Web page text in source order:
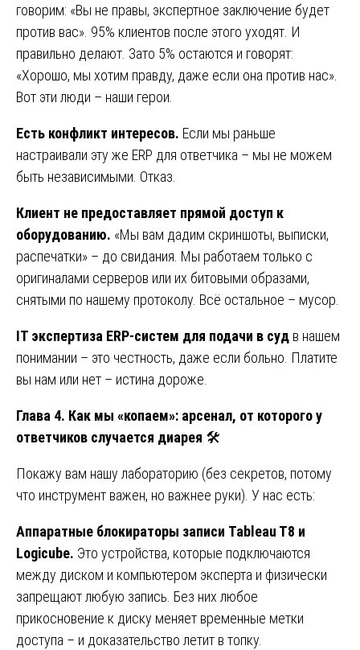
говорим: «Вы не правы, экспертное заключение будет
против вас». 95% клиентов после этого уходят. И
правильно делают. Зато 5% остаются и говорят:
«Хорошо, мы хотим правду, даже если она против нас».
Вот эти люди – наши герои.
Есть конфликт интересов. Если мы раньше
настраивали эту же ERP для ответчика – мы не можем
быть независимыми. Отказ.
Клиент не предоставляет прямой доступ к
оборудованию. «Мы вам дадим скриншоты, выписки,
распечатки» – до свидания. Мы работаем только с
оригиналами серверов или их битовыми образами,
снятыми по нашему протоколу. Всё остальное – мусор.
IT экспертиза ERP-систем для подачи в суд в нашем
понимании – это честность, даже если больно. Платите
вы нам или нет – истина дороже.
Глава 4. Как мы «копаем»: арсенал, от которого у
ответчиков случается диарея 🛠️
Покажу вам нашу лабораторию (без секретов, потому
что инструмент важен, но важнее руки). У нас есть:
Аппаратные блокираторы записи Tableau T8 и
Logicube. Это устройства, которые подключаются
между диском и компьютером эксперта и физически
запрещают любую запись. Без них любое
прикосновение к диску меняет временные метки
доступа – и доказательство летит в топку.